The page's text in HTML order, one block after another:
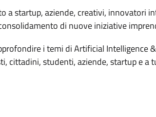
a startup, aziende, creativi, innovatori
di nuove iniziative
i temi di Artificial Intelligence
cittadini, studenti, aziende, startup e a